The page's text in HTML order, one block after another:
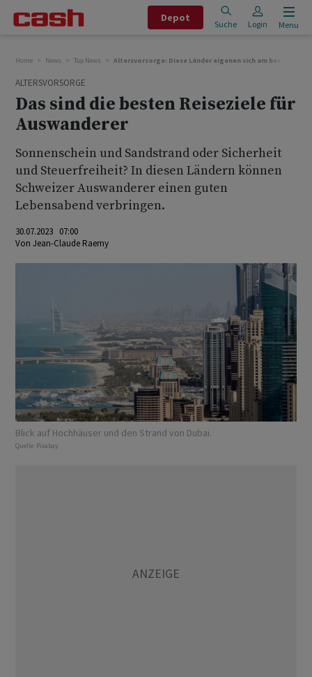
Depot
Suche Login Menu
Home News Top News Altersvorsorge: Diese Länder eigenen sich am besten für
ALTERSVORSORGE
Das sind die besten Reiseziele für
Auswanderer
Sonnenschein und Sandstrand oder Sicherheit
und Steuerfreiheit? In diesen Ländern können
Schweizer Auswanderer einen guten
Lebensabend verbringen.
30.07.2023 07:00
Von Jean-Claude Raemy
Blick auf Hochhäuser und den Strand von Dubai.
Quelle: Pixabay